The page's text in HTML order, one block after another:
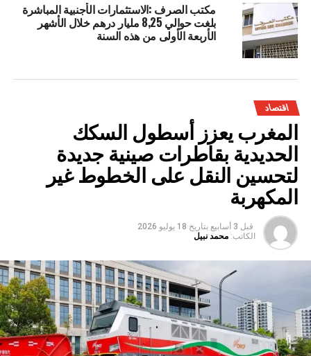
مكتب الصرف :الاستثمارات الأجنبية المباشرة
بلغت حوالي 8,25 مليار درهم خلال الأشهر
الأربعة الأولى من هذه السنة
اقتصاد
المغرب يعزز أسطول السكك
الحديدية بقاطرات صينية جديدة
لتحسين النقل على الخطوط غير
المكهربة
قبل 3 أسابيع بتاريخ 18 يوليو 2026
الكاتب: محمد نبيل